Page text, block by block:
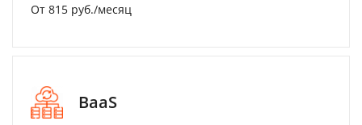
От 815 руб./месяц
BaaS